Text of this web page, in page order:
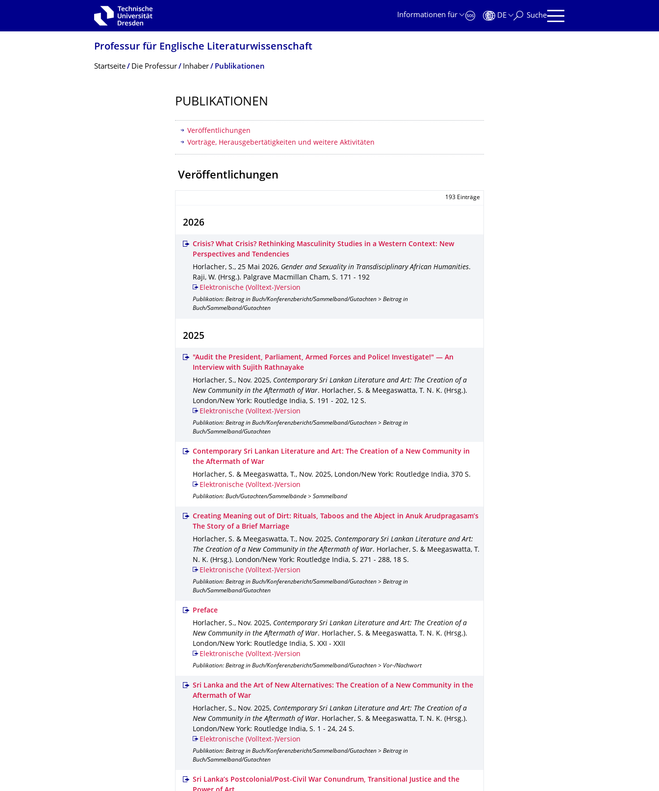
Zur Hauptnavigation springen
Informationen für
DE Suche
Professur für Englische Literaturwissen­schaft
Breadcrumb-Menü
Startseite Die Professur Inhaber Publikationen
PUBLIKATIONEN
Inhaltsverzeichnis
Veröffentlichungen
Vorträge, Herausgebertätigkeiten und weitere Aktivitäten
Veröffentlichungen
193 Einträge
2026
Crisis? What Crisis? Rethinking Masculinity Studies in a Western Context: New
Perspectives and Tendencies
Horlacher, S., 25 Mai 2026, Gender and Sexuality in Transdisciplinary African Humanities.
Raji, W. (Hrsg.). Palgrave Macmillan Cham, S. 171 - 192
Elektronische (Volltext-)Version
Publikation: Beitrag in Buch/Konferenzbericht/Sammelband/Gutachten > Beitrag in
Buch/Sammelband/Gutachten
2025
"Audit the President, Parliament, Armed Forces and Police! Investigate!" — An
Interview with Sujith Rathnayake
Horlacher, S., Nov. 2025, Contemporary Sri Lankan Literature and Art: The Creation of a
New Community in the Aftermath of War. Horlacher, S. & Meegaswatta, T. N. K. (Hrsg.).
London/New York: Routledge India, S. 191 - 202, 12 S.
Elektronische (Volltext-)Version
Publikation: Beitrag in Buch/Konferenzbericht/Sammelband/Gutachten > Beitrag in
Buch/Sammelband/Gutachten
Contemporary Sri Lankan Literature and Art: The Creation of a New Community in
the Aftermath of War
Horlacher, S. & Meegaswatta, T., Nov. 2025, London/New York: Routledge India, 370 S.
Elektronische (Volltext-)Version
Publikation: Buch/Gutachten/Sammelbände > Sammelband
Creating Meaning out of Dirt: Rituals, Taboos and the Abject in Anuk Arudpragasam’s
The Story of a Brief Marriage
Horlacher, S. & Meegaswatta, T., Nov. 2025, Contemporary Sri Lankan Literature and Art:
The Creation of a New Community in the Aftermath of War. Horlacher, S. & Meegaswatta, T.
N. K. (Hrsg.). London/New York: Routledge India, S. 271 - 288, 18 S.
Elektronische (Volltext-)Version
Publikation: Beitrag in Buch/Konferenzbericht/Sammelband/Gutachten > Beitrag in
Buch/Sammelband/Gutachten
Preface
Horlacher, S., Nov. 2025, Contemporary Sri Lankan Literature and Art: The Creation of a
New Community in the Aftermath of War. Horlacher, S. & Meegaswatta, T. N. K. (Hrsg.).
London/New York: Routledge India, S. XXI - XXII
Elektronische (Volltext-)Version
Publikation: Beitrag in Buch/Konferenzbericht/Sammelband/Gutachten > Vor-/Nachwort
Sri Lanka and the Art of New Alternatives: The Creation of a New Community in the
Aftermath of War
Horlacher, S., Nov. 2025, Contemporary Sri Lankan Literature and Art: The Creation of a
New Community in the Aftermath of War. Horlacher, S. & Meegaswatta, T. N. K. (Hrsg.).
London/New York: Routledge India, S. 1 - 24, 24 S.
Elektronische (Volltext-)Version
Publikation: Beitrag in Buch/Konferenzbericht/Sammelband/Gutachten > Beitrag in
Buch/Sammelband/Gutachten
Sri Lanka’s Postcolonial/Post-Civil War Conundrum, Transitional Justice and the